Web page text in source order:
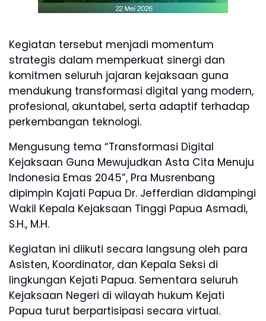
Kegiatan tersebut menjadi momentum
strategis dalam memperkuat sinergi dan
komitmen seluruh jajaran kejaksaan guna
mendukung transformasi digital yang modern,
profesional, akuntabel, serta adaptif terhadap
perkembangan teknologi.
Mengusung tema “Transformasi Digital
Kejaksaan Guna Mewujudkan Asta Cita Menuju
Indonesia Emas 2045”, Pra Musrenbang
dipimpin Kajati Papua Dr. Jefferdian didampingi
Wakil Kepala Kejaksaan Tinggi Papua Asmadi,
S.H., M.H.
Kegiatan ini diikuti secara langsung oleh para
Asisten, Koordinator, dan Kepala Seksi di
lingkungan Kejati Papua. Sementara seluruh
Kejaksaan Negeri di wilayah hukum Kejati
Papua turut berpartisipasi secara virtual.